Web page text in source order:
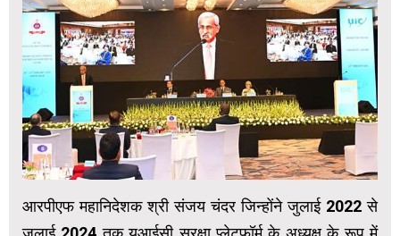
आरपीएफ महानिदेशक श्री संजय चंदर जिन्होंने जुलाई 2022 से